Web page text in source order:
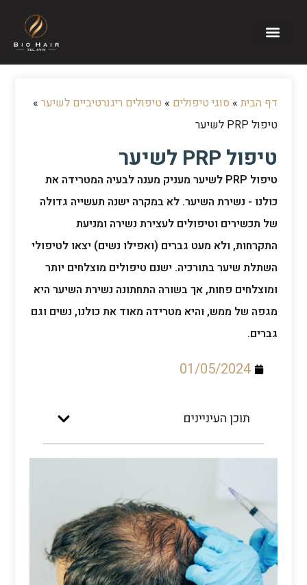
דף הבית» סוגי טיפולים » טיפולים ריגנרטיביים לשיער»
טיפול PRP לשיער
טיפול PRP לשיער
טיפול PRP לשיער מעניק מענה לבעיה המטרידה את
כולנו - נשירת השיער. לא במקרה ישנה תעשייה גדולה
של תכשירים וטיפולים לעצירת נשירה ומניעת
התקרחות, ולא מעט גברים (ואפילו נשים) יצאו לטיפולי
השתלת שיער בתורכיה. ישנם טיפולים מוצלחים יותר
ומוצלחים פחות, אך בשורה התחתונה נשירת השיער היא
מגפה של ממש, והיא מטרידה מאוד את כולנו, נשים וגם
גברים.
תוכן העיניינים
01/05/2024